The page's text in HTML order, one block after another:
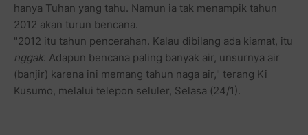
hanya Tuhan yang tahu. Namun ia tak menampik tahun
2012 akan turun bencana.
"2012 itu tahun pencerahan. Kalau dibilang ada kiamat, itu
nggak. Adapun bencana paling banyak air, unsurnya air
(banjir) karena ini memang tahun naga air," terang Ki
Kusumo, melalui telepon seluler, Selasa (24/1).